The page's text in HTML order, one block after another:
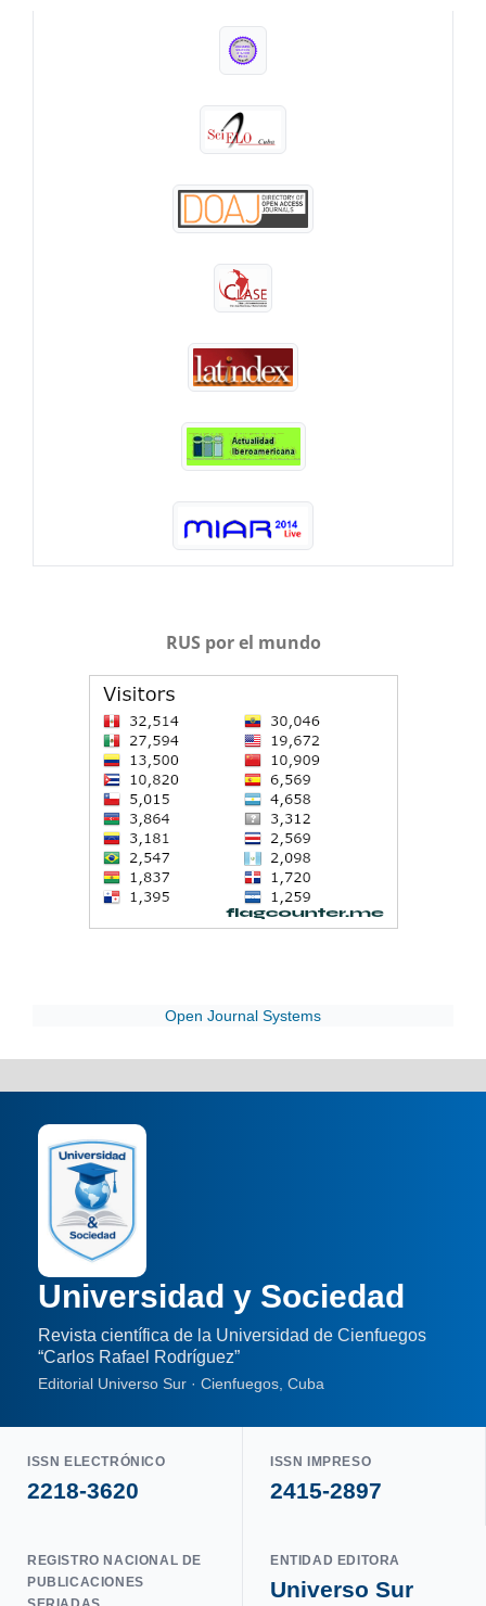
RUS por el mundo
Open Journal Systems
Universidad y Sociedad
Revista científica de la Universidad de Cienfuegos
“Carlos Rafael Rodríguez”
Editorial Universo Sur · Cienfuegos, Cuba
ISSN ELECTRÓNICO
2218-3620
ISSN IMPRESO
2415-2897
REGISTRO NACIONAL DE
PUBLICACIONES
ENTIDAD EDITORA
Universo Sur